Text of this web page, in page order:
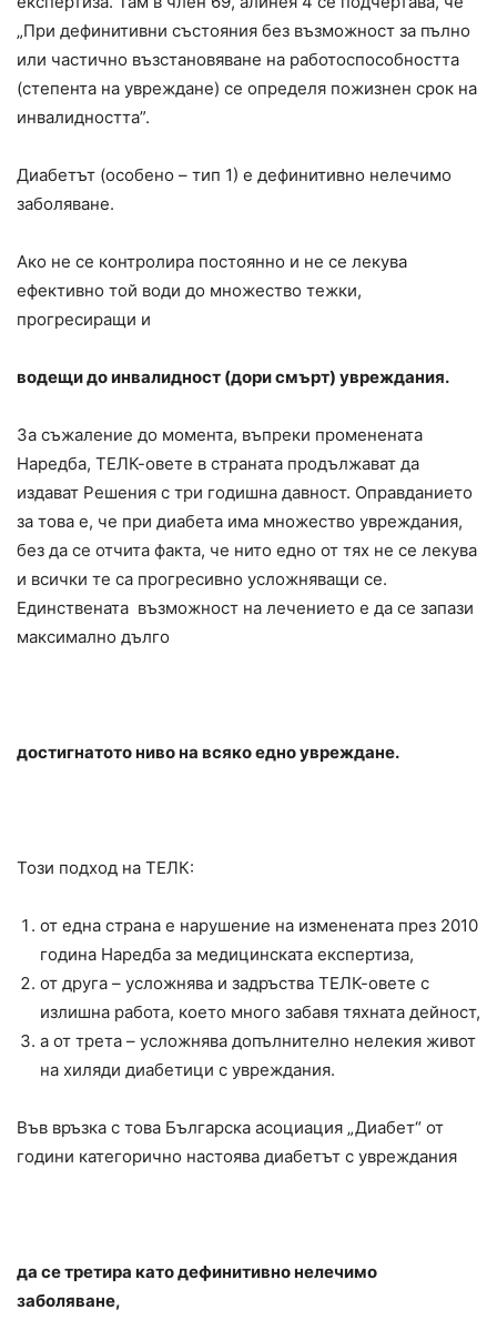
„При дефинитивни състояния без възможност за пълно
или частично възстановяване на работоспособността
(степента на увреждане) се определя пожизнен срок на
инвалидността”.
Диабетът (особено – тип 1) е дефинитивно нелечимо
заболяване.
Ако не се контролира постоянно и не се лекува
ефективно той води до множество тежки,
прогресиращи и
водещи до инвалидност (дори смърт) увреждания.
За съжаление до момента, въпреки променената
Наредба, ТЕЛК-овете в страната продължават да
издават Решения с три годишна давност. Оправданието
за това е, че при диабета има множество увреждания,
без да се отчита факта, че нито едно от тях не се лекува
и всички те са прогресивно усложняващи се.
Единствената възможност на лечението е да се запази
максимално дълго
достигнатото ниво на всяко едно увреждане.
Този подход на ТЕЛК:
от една страна е нарушение на изменената през 2010
година Наредба за медицинската експертиза,
от друга – усложнява и задръства ТЕЛК-овете с
излишна работа, което много забавя тяхната дейност,
а от трета – усложнява допълнително нелекия живот
на хиляди диабетици с увреждания.
Във връзка с това Българска асоциация „Диабет“ от
години категорично настоява диабетът с увреждания
да се третира като дефинитивно нелечимо
заболяване,